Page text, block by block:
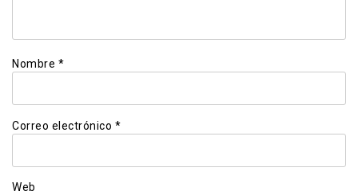
Nombre *
Correo electrónico *
Web